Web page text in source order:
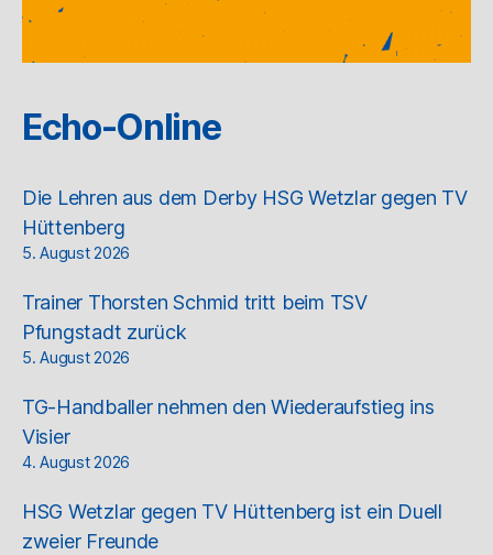
Echo-Online
Die Lehren aus dem Derby HSG Wetzlar gegen TV
Hüttenberg
5. August 2026
Trainer Thorsten Schmid tritt beim TSV
Pfungstadt zurück
5. August 2026
TG-Handballer nehmen den Wiederaufstieg ins
Visier
4. August 2026
HSG Wetzlar gegen TV Hüttenberg ist ein Duell
zweier Freunde